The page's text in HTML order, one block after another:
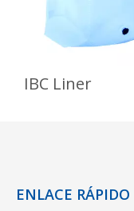
IBC Liner
ENLACE RÁPIDO